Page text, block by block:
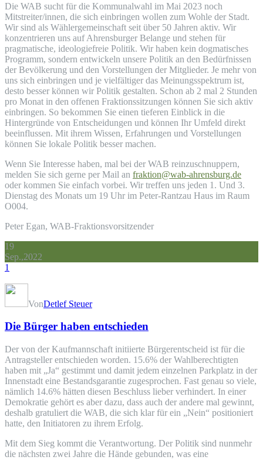
Die WAB sucht für die Kommunalwahl im Mai 2023 noch
Mitstreiter/innen, die sich einbringen wollen zum Wohle der Stadt.
Wir sind als Wählergemeinschaft seit über 50 Jahren aktiv. Wir
konzentrieren uns auf Ahrensburger Belange und stehen für
pragmatische, ideologiefreie Politik. Wir haben kein dogmatisches
Programm, sondern entwickeln unsere Politik an den Bedürfnissen
der Bevölkerung und den Vorstellungen der Mitglieder. Je mehr von
uns sich einbringen und je vielfältiger das Meinungsspektrum ist,
desto besser können wir Politik gestalten. Schon ab 2 mal 2 Stunden
pro Monat in den offenen Fraktionssitzungen können Sie sich aktiv
einbringen. So bekommen Sie einen tieferen Einblick in die
Hintergründe von Entscheidungen und können Ihr Umfeld direkt
beeinflussen. Mit ihrem Wissen, Erfahrungen und Vorstellungen
können Sie lokale Politik besser machen.
Wenn Sie Interesse haben, mal bei der WAB reinzuschnuppern,
melden Sie sich gerne per Mail an fraktion@wab-ahrensburg.de
oder kommen Sie einfach vorbei. Wir treffen uns jeden 1. Und 3.
Dienstag des Monats um 19 Uhr im Peter-Rantzau Haus im Raum
O004.
Peter Egan, WAB-Fraktionsvorsitzender
19
Sep.,2022
1
VonDetlef Steuer
Die Bürger haben entschieden
Der von der Kaufmannschaft initiierte Bürgerentscheid ist für die
Antragsteller entschieden worden. 15.6% der Wahlberechtigten
haben mit „Ja“ gestimmt und damit jedem einzelnen Parkplatz in der
Innenstadt eine Bestandsgarantie zugesprochen. Fast genau so viele,
nämlich 14.6% hätten diesen Beschluss lieber verhindert. In einer
Demokratie gehört es aber dazu, dass auch der andere mal gewinnt,
deshalb gratuliert die WAB, die sich klar für ein „Nein“ positioniert
hatte, den Initiatoren zu ihrem Erfolg.
Mit dem Sieg kommt die Verantwortung. Der Politik sind nunmehr
die nächsten zwei Jahre die Hände gebunden, was eine